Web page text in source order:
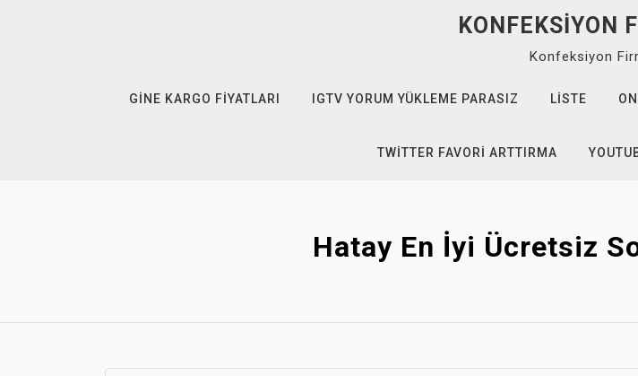
KONFEKSIYON
Konfeksiyon
GINE KARGO FIYATLARI IGTV YORUM YÜKLEME PARASIZ LISTE
TWITTER FAVORI ARTTIRMA
Hatay En İyi Ücretsiz